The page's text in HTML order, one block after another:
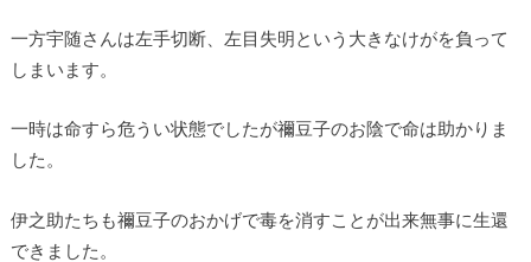
一方宇随さんは左手切断、左目失明という大きなけがを負って
しまいます。
一時は命すら危うい状態でしたが禰豆子のお陰で命は助かりま
した。
伊之助たちも禰豆子のおかげで毒を消すことが出来無事に生還
できました。